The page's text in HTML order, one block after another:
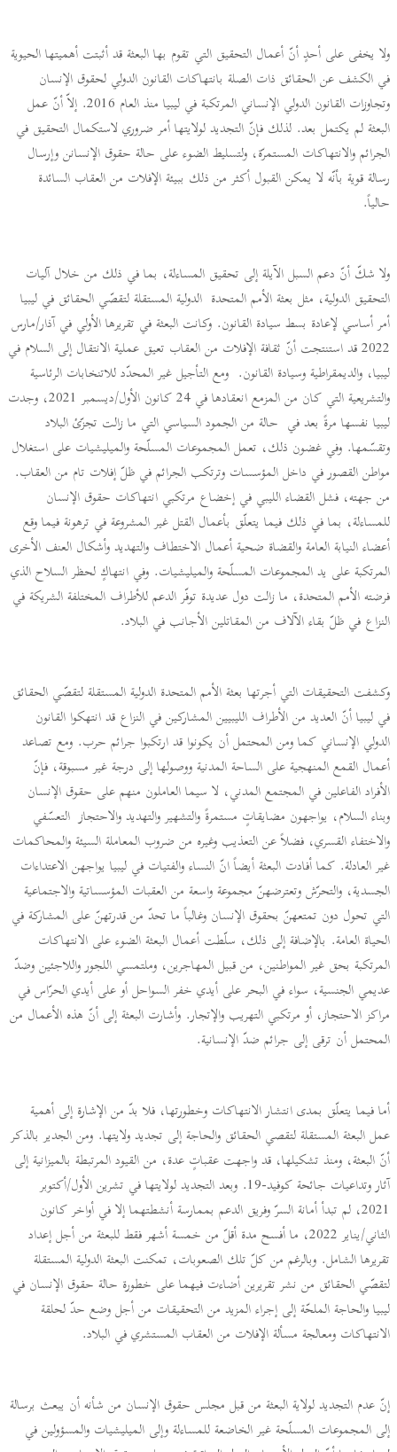
ولا يخفى على أحدٍ أنّ أعمال التحقيق التي تقوم بها البعثة قد أثبتت أهميتها الحيوية
في الكشف عن الحقائق ذات الصلة بانتهاكات القانون الدولي لحقوق الإنسان
وتجاوزات القانون الدولي الإنساني المرتكبة في ليبيا منذ العام 2016. إلاّ أنّ عمل
البعثة لم يكتمل بعد. لذلك فإنّ التجديد لولايتها أمر ضروري لاستكمال التحقيق في
الجرائم والانتهاكات المستمرّة، ولتسليط الضوء على حالة حقوق الإنسانن وإرسال
رسالة قوية بأنّه لا يمكن القبول أكثر من ذلك ببيئة الإفلات من العقاب السائدة
حالياً.
ولا شكّ أنّ دعم السبل الآيلة إلى تحقيق المساءلة، بما في ذلك من خلال آليات
التحقيق الدولية، مثل بعثة الأمم المتحدة الدولية المستقلة لتقصّي الحقائق في ليبيا
أمر أساسي لإعادة بسط سيادة القانون. وكانت البعثة في تقريرها الأولي في آذار/مارس
2022 قد استنتجت أنّ ثقافة الإفلات من العقاب تعيق عملية الانتقال إلى السلام في
ليبيا، والديمقراطية وسيادة القانون. ومع التأجيل غير المحدّد للاتنخابات الرئاسية
والتشريعية التي كان من المزمع انعقادها في 24 كانون الأول/ديسمبر 2021، وجدت
ليبيا نفسها مرةً بعد في حالة من الجمود السياسي التي ما زالت تجزّئ البلاد
وتقسّمها. وفي غضون ذلك، تعمل المجموعات المسلّحة والميليشيات على استغلال
مواطن القصور في داخل المؤسسات وترتكب الجرائم في ظلّ إفلات تام من العقاب.
من جهته، فشل القضاء الليبي في إخضاع مرتكبي انتهاكات حقوق الإنسان
للمساءلة، بما في ذلك فيما يتعلّق بأعمال القتل غير المشروعة في ترهونة فيما وقع
أعضاء النيابة العامة والقضاة ضحية أعمال الاختطاف والتهديد وأشكال العنف الأخرى
المرتكبة على يد المجموعات المسلّحة والميليشيات. وفي انتهاكٍ لحظر السلاح الذي
فرضته الأمم المتحدة، ما زالت دول عديدة توفّر الدعم للأطراف المختلفة الشريكة في
النزاع في ظلّ بقاء الآلاف من المقاتلين الأجانب في البلاد.
وكشفت التحقيقات التي أجرتها بعثة الأمم المتحدة الدولية المستقلة لتقصّي الحقائق
في ليبيا أنّ العديد من الأطراف الليبيين المشاركين في النزاع قد انتهكوا القانون
الدولي الإنساني كما ومن المحتمل أن يكونوا قد ارتكبوا جرائم حرب. ومع تصاعد
أعمال القمع المنهجية على الساحة المدنية ووصولها إلى درجة غير مسبوقة، فإنّ
الأفراد الفاعلين في المجتمع المدني، لا سيما العاملون منهم على حقوق الإنسان
وبناء السلام، يواجهون مضايقاتٍ مستمرةً والتشهير والتهديد والاحتجاز التعسّفي
والاختفاء القسري، فضلاً عن التعذيب وغيره من ضروب المعاملة السيئة والمحاكمات
غير العادلة. كما أفادت البعثة أيضاً انّ النساء والفتيات في ليبيا يواجهن الاعتداءات
الجسدية، والتحرّش وتعترضهنّ مجموعة واسعة من العقبات المؤسساتية والاجتماعية
التي تحول دون تمتعهنّ بحقوق الإنسان وغالباً ما تحدّ من قدرتهنّ على المشاركة في
الحياة العامة. بالإضافة إلى ذلك، سلّطت أعمال البعثة الضوء على الانتهاكات
المرتكبة بحق غير المواطنين، من قبيل المهاجرين، وملتمسي اللجور واللاجئين وضدّ
عديمي الجنسية، سواء في البحر على أيدي خفر السواحل أو على أيدي الحرّاس في
مراكز الاحتجاز، أو مرتكبي التهريب والإتجار. وأشارت البعثة إلى أنّ هذه الأعمال من
المحتمل أن ترقى إلى جرائم ضدّ الإنسانية.
أما فيما يتعلّق بمدى انتشار الانتهاكات وخطورتها، فلا بدّ من الإشارة إلى أهمية
عمل البعثة المستقلة لتقصي الحقائق والحاجة إلى تجديد ولايتها. ومن الجدير بالذكر
أنّ البعثة، ومنذ تشكيلها، قد واجهت عقباتٍ عدة، من القيود المرتبطة بالميزانية إلى
آثار وتداعيات جائحة كوفيد-19. وبعد التجديد لولايتها في تشرين الأول/أكتوبر
2021، لم تبدأ أمانة السرّ وفريق الدعم بممارسة أنشطتهما إلا في أواخر كانون
الثاني/يناير 2022، ما أفسح مدة أقلّ من خمسة أشهر فقط للبعثة من أجل إعداد
تقريرها الشامل. وبالرغم من كلّ تلك الصعوبات، تمكنت البعثة الدولية المستقلة
لتقصّي الحقائق من نشر تقريرين أضاءت فيهما على خطورة حالة حقوق الإنسان في
ليبيا والحاجة الملحّة إلى إجراء المزيد من التحقيقات من أجل وضع حدّ لحلقة
الانتهاكات ومعالجة مسألة الإفلات من العقاب المستشري في البلاد.
إنّ عدم التجديد لولاية البعثة من قبل مجلس حقوق الإنسان من شأنه أن يبعث برسالة
إلى المجموعات المسلّحة غير الخاضعة للمساءلة وإلى الميليشيات والمسؤولين في